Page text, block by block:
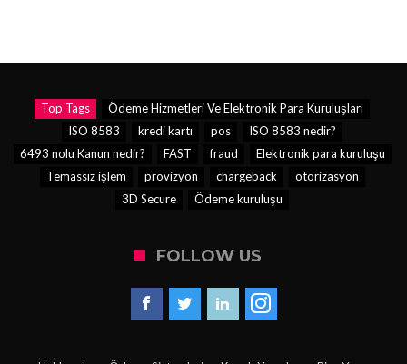
Top Tags
Ödeme Hizmetleri Ve Elektronik Para Kuruluşları
ISO 8583
kredi kartı pos
ISO 8583 nedir?
6493 nolu Kanun nedir?
FAST fraud
Elektronik para kuruluşu
Temassız işlem
provizyon chargeback
otorizasyon
3D Secure
Ödeme kuruluşu
FOLLOW US